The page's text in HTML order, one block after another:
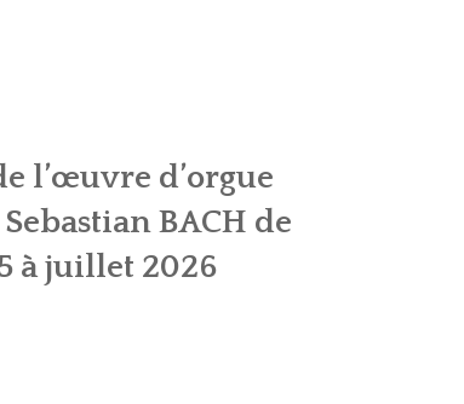
PROTOCOLE D’ACCORD
l’œuvre d’orgue
BACH de
à juillet 2026